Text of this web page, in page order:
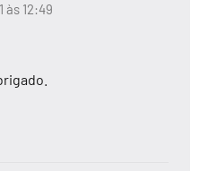
às 12:49